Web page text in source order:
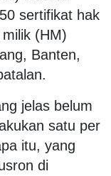
sertifikat hak
(HM)
Banten,
jelas belum
satu per
itu, yang
di